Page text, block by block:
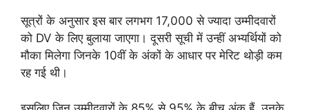
सूत्रों के अनुसार इस बार लगभग 17,000 से ज्यादा उम्मीदवारों
को DV के लिए बुलाया जाएगा। दूसरी सूची में उन्हीं अभ्यर्थियों को
मौका मिलेगा जिनके 10वीं के अंकों के आधार पर मेरिट थोड़ी कम
रह गई थी।